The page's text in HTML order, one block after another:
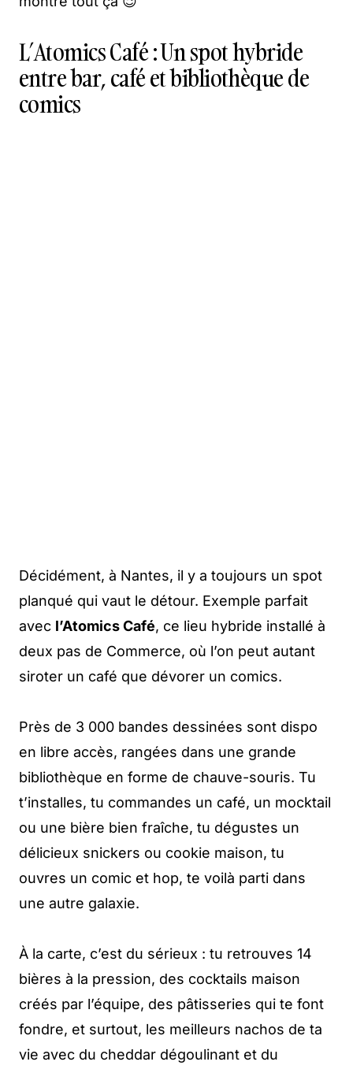
L’Atomics Café : Un spot hybride
entre bar, café et bibliothèque de
comics
Décidément, à Nantes, il y a toujours un spot
planqué qui vaut le détour. Exemple parfait
avec l’Atomics Café, ce lieu hybride installé à
deux pas de Commerce, où l’on peut autant
siroter un café que dévorer un comics.
Près de 3 000 bandes dessinées sont dispo
en libre accès, rangées dans une grande
bibliothèque en forme de chauve-souris. Tu
t’installes, tu commandes un café, un mocktail
ou une bière bien fraîche, tu dégustes un
délicieux snickers ou cookie maison, tu
ouvres un comic et hop, te voilà parti dans
une autre galaxie.
À la carte, c’est du sérieux : tu retrouves 14
bières à la pression, des cocktails maison
créés par l’équipe, des pâtisseries qui te font
fondre, et surtout, les meilleurs nachos de ta
vie avec du cheddar dégoulinant et du